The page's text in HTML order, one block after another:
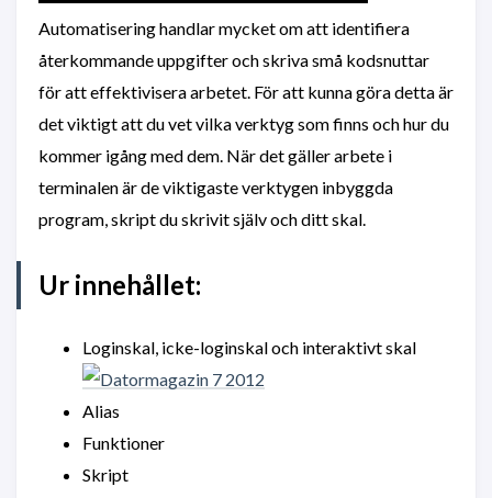
Automatisering handlar mycket om att identifiera
återkommande uppgifter och skriva små kodsnuttar
för att effektivisera arbetet. För att kunna göra detta är
det viktigt att du vet vilka verktyg som finns och hur du
kommer igång med dem. När det gäller arbete i
terminalen är de viktigaste verktygen inbyggda
program, skript du skrivit själv och ditt skal.
Ur innehållet:
Loginskal, icke-loginskal och interaktivt skal
Alias
Funktioner
Skript